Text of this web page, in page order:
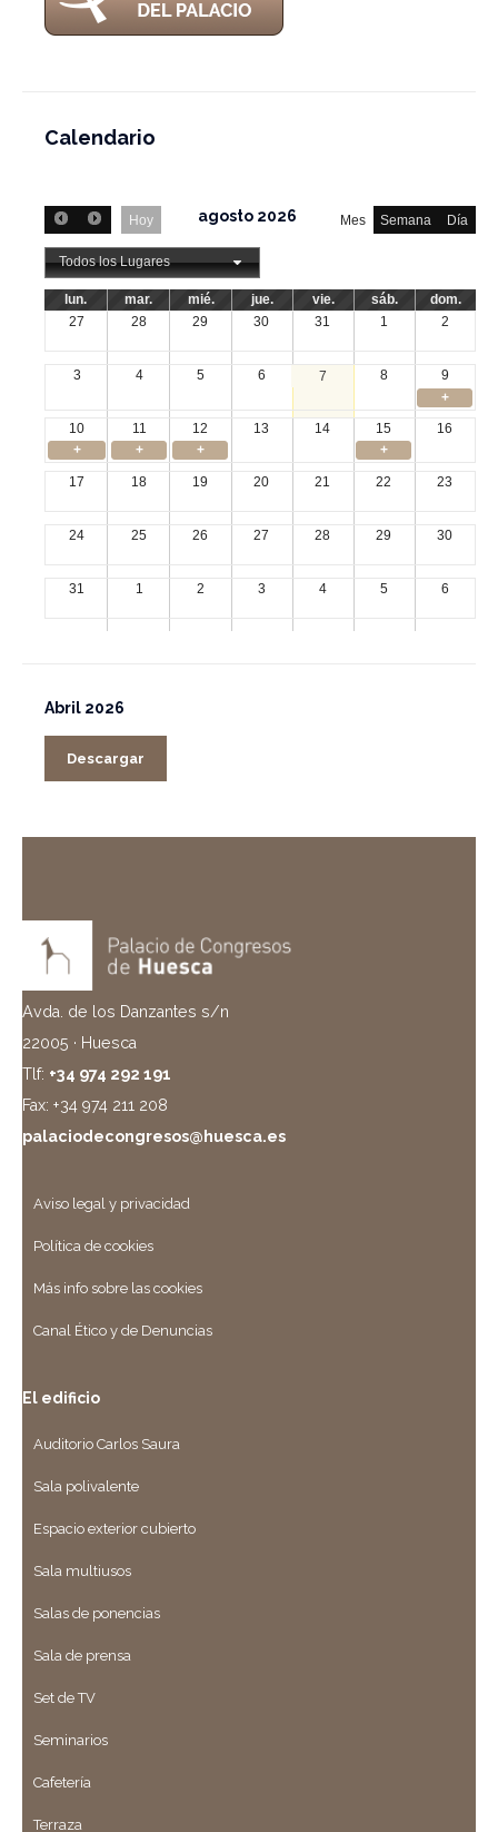
Calendario
Hoy Mes Semana Día
agosto 2026
Todos los Lugares
lun. mar. mié. jue. vie. sáb.
dom.
27
28 29 30 31 1 2
3 4 5 6 7 8
9
+
10
11 12 13 14 15
16
+
+ + +
17 18 19 20 21 22 23
24 25 26 27 28 29 30
31 1 2 3 4 5 6
Abril 2026
Descargar
Avda. de los Danzantes s/n
22005 · Huesca
Tlf: +34 974 292 191
Fax: +34 974 211 208
palaciodecongresos@huesca.es
Aviso legal y privacidad
Política de cookies
Más info sobre las cookies
Canal Ético y de Denuncias
El edificio
Auditorio Carlos Saura
Sala polivalente
Espacio exterior cubierto
Sala multiusos
Salas de ponencias
Sala de prensa
Set de TV
Seminarios
Cafetería
Terraza